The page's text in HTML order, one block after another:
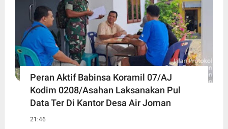
Peran Aktif Babinsa Koramil 07/AJ
Kodim 0208/Asahan Laksanakan Pul
Data Ter Di Kantor Desa Air Joman
21:46